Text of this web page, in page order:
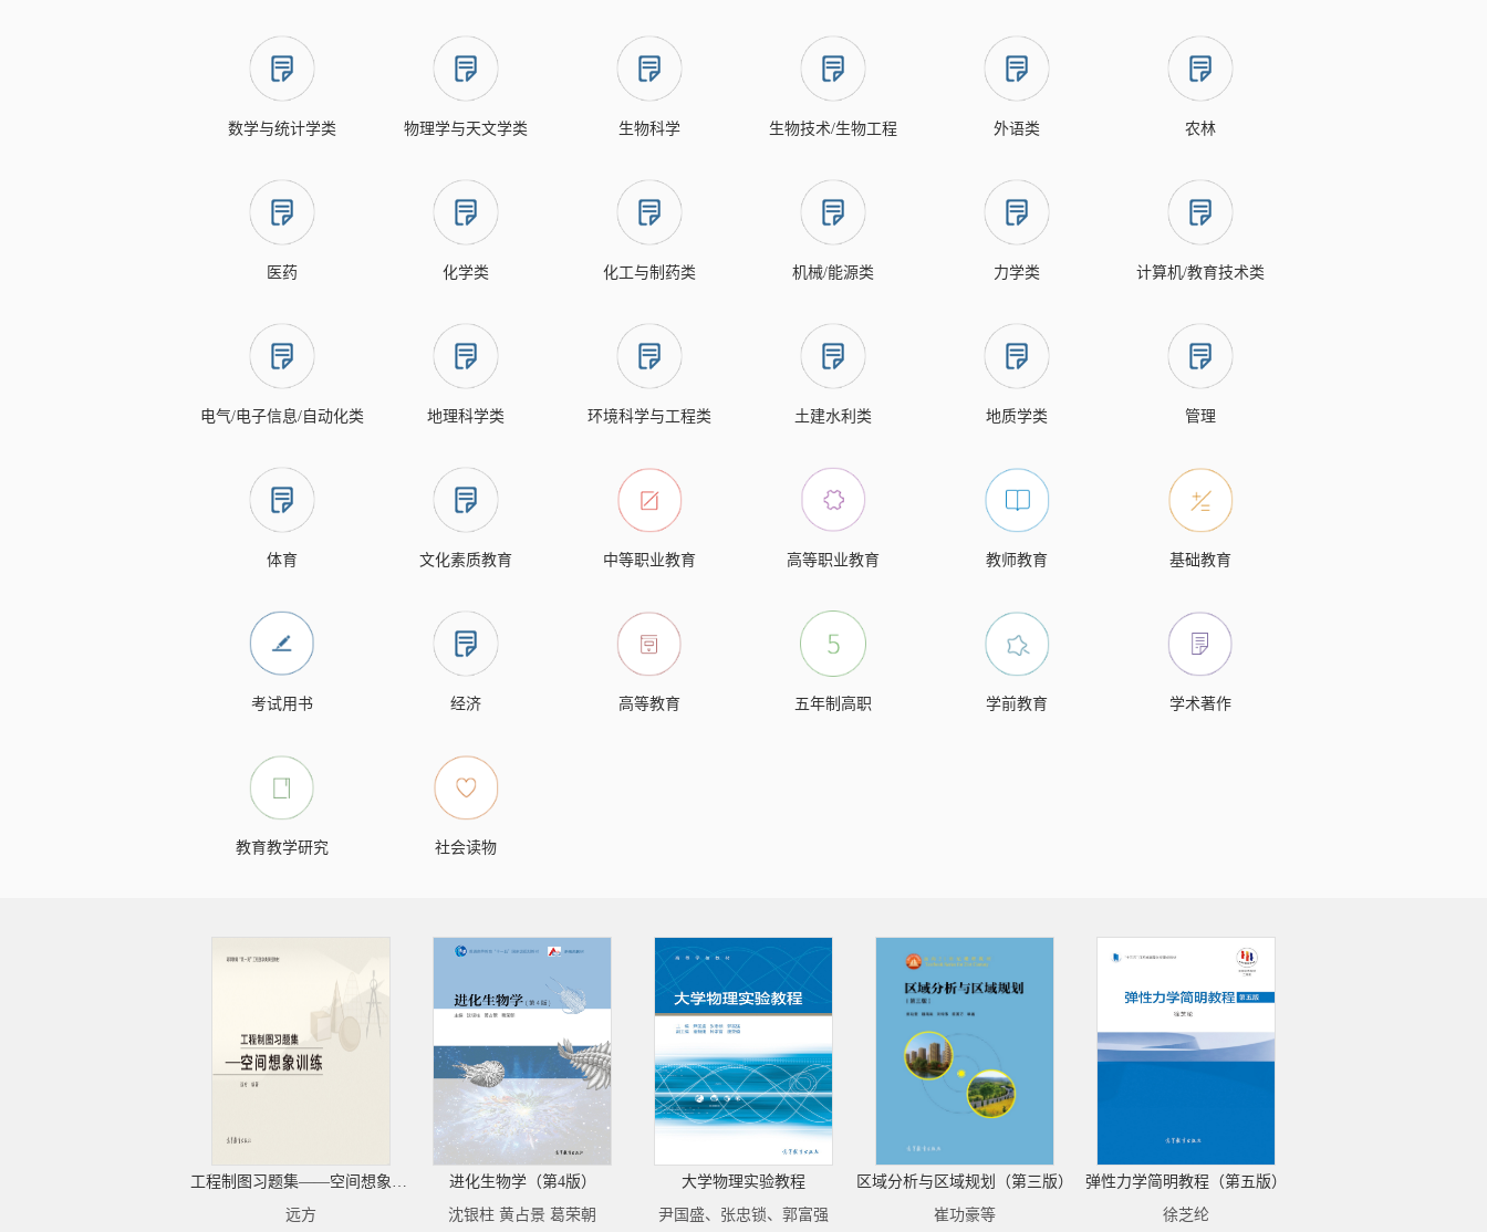
数学与统计学类 物理学与天文学类 生物科学 生物技术/生物工程 外语类 农林
医药 化学类 化工与制药类 机械/能源类 力学类 计算机/教育技术类
电气/电子信息/自动化类 地理科学类 环境科学与工程类 土建水利类 地质学类 管理
体育 文化素质教育 中等职业教育 高等职业教育 教师教育 基础教育
考试用书 经济 高等教育 五年制高职 学前教育 学术著作
教育教学研究 社会读物
工程制图习题集——空间想象训练
远方
进化生物学（第4版）
沈银柱 黄占景 葛荣朝
大学物理实验教程
尹国盛、张忠锁、郭富强
区域分析与区域规划（第三版）
崔功豪等
弹性力学简明教程（第五版）
徐芝纶